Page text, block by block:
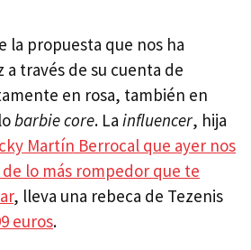
la propuesta que nos ha
a través de su cuenta de
en rosa, también en
barbie core. La influencer, hija
Martín Berrocal que ayer nos
de lo más rompedor que te
, lleva una rebeca de Tezenis
euros.